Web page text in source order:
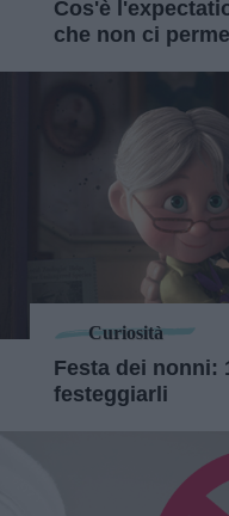
Cos'è
che non ci
Curiosità
Festa dei nonni:
festeggiarli